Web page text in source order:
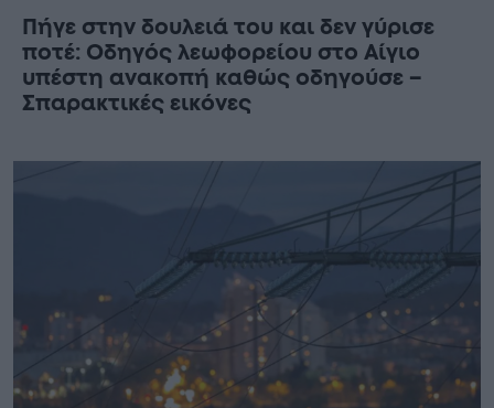
Πήγε στην δουλειά του και δεν γύρισε
ποτέ: Οδηγός λεωφορείου στο Αίγιο
υπέστη ανακοπή καθώς οδηγούσε –
Σπαρακτικές εικόνες